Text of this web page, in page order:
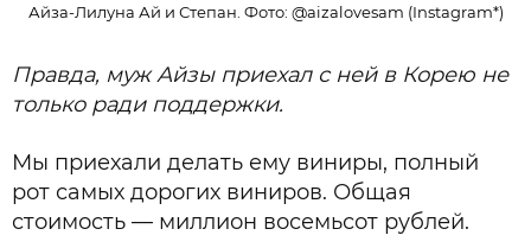
Айза-Лилуна Ай и Степан. Фото: @aizalovesam (Instagram*)
Правда, муж Айзы приехал с ней в Корею не
только ради поддержки.
Мы приехали делать ему виниры, полный
рот самых дорогих виниров. Общая
стоимость — миллион восемьсот рублей.